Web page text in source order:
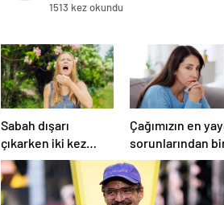
1513 kez okundu
Sabah dışarı
çıkarken iki kez
düşünün!
Hapşırmakla
başlayıp astıma
Çağımızın en
sorunlarından
‘Aşırı
başa çıkmak
mümkün’